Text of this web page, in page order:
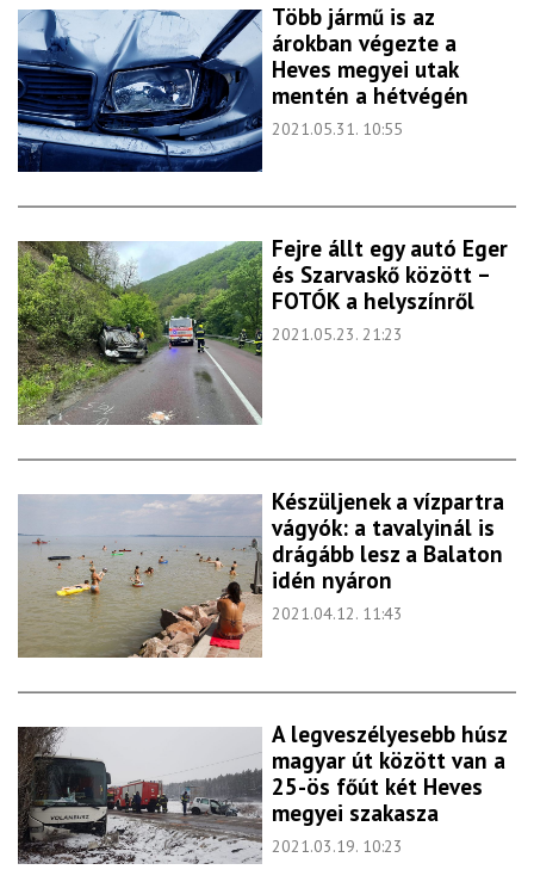
Több jármű is az
árokban végezte a
Heves megyei utak
mentén a hétvégén
2021.05.31. 10:55
Fejre állt egy autó Eger
és Szarvaskő között –
FOTÓK a helyszínről
2021.05.23. 21:23
Készüljenek a vízpartra
vágyók: a tavalyinál is
drágább lesz a Balaton
idén nyáron
2021.04.12. 11:43
A legveszélyesebb húsz
magyar út között van a
25-ös főút két Heves
megyei szakasza
2021.03.19. 10:23